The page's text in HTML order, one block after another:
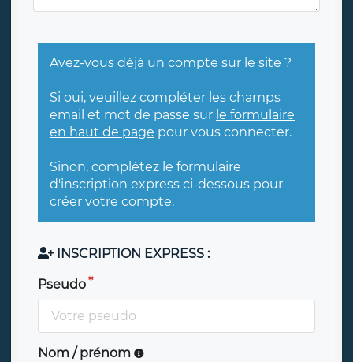
Avez-vous déjà un compte sur le site ?
Si oui, veuillez compléter les champs
email et mot de passe sur le formulaire
en haut de page pour vous connecter.
Sinon, complétez le formulaire
d'inscription express ci-dessous pour
créer votre compte.
INSCRIPTION EXPRESS :
Pseudo
Nom / prénom